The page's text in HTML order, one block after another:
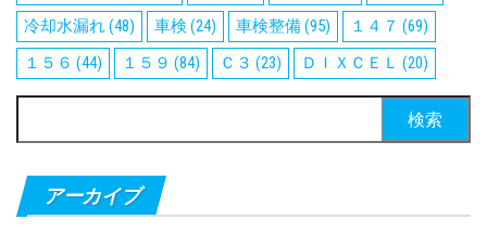
冷却水漏れ(48) 車検 (24) 車検整備(95) １４７ (69)
１５６ (44) １５９ (84) Ｃ３ (23) ＤＩＸＣＥＬ (20)
索:
アーカイブ